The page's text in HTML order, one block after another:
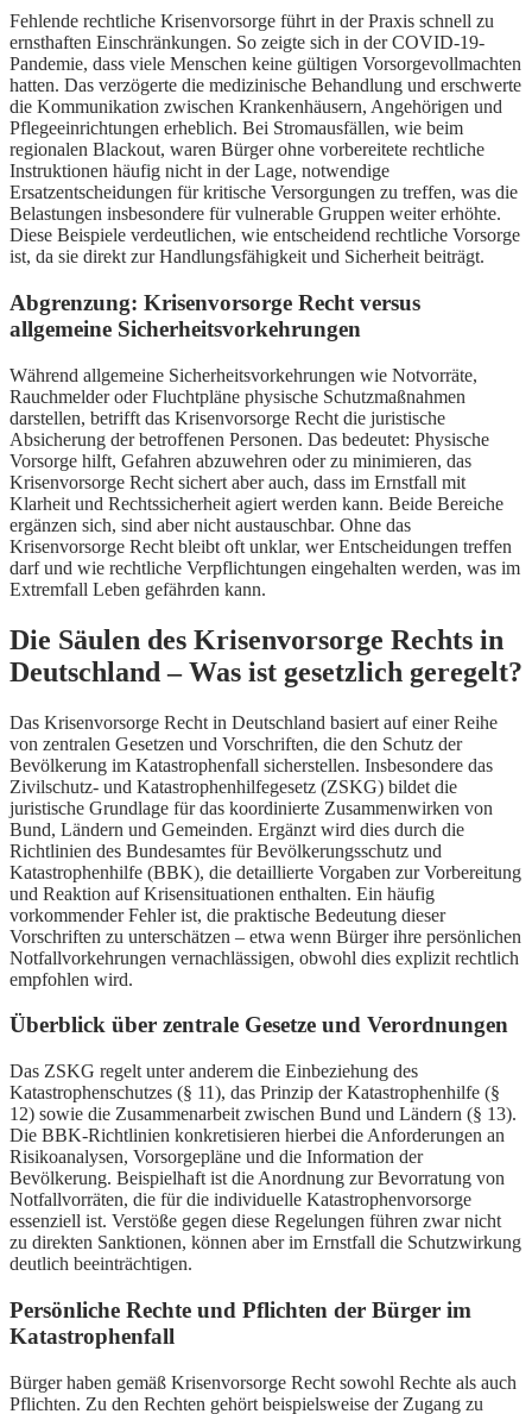
Fehlende rechtliche Krisenvorsorge führt in der Praxis schnell zu
ernsthaften Einschränkungen. So zeigte sich in der COVID-19-
Pandemie, dass viele Menschen keine gültigen Vorsorgevollmachten
hatten. Das verzögerte die medizinische Behandlung und erschwerte
die Kommunikation zwischen Krankenhäusern, Angehörigen und
Pflegeeinrichtungen erheblich. Bei Stromausfällen, wie beim
regionalen Blackout, waren Bürger ohne vorbereitete rechtliche
Instruktionen häufig nicht in der Lage, notwendige
Ersatzentscheidungen für kritische Versorgungen zu treffen, was die
Belastungen insbesondere für vulnerable Gruppen weiter erhöhte.
Diese Beispiele verdeutlichen, wie entscheidend rechtliche Vorsorge
ist, da sie direkt zur Handlungsfähigkeit und Sicherheit beiträgt.
Abgrenzung: Krisenvorsorge Recht versus
allgemeine Sicherheitsvorkehrungen
Während allgemeine Sicherheitsvorkehrungen wie Notvorräte,
Rauchmelder oder Fluchtpläne physische Schutzmaßnahmen
darstellen, betrifft das Krisenvorsorge Recht die juristische
Absicherung der betroffenen Personen. Das bedeutet: Physische
Vorsorge hilft, Gefahren abzuwehren oder zu minimieren, das
Krisenvorsorge Recht sichert aber auch, dass im Ernstfall mit
Klarheit und Rechtssicherheit agiert werden kann. Beide Bereiche
ergänzen sich, sind aber nicht austauschbar. Ohne das
Krisenvorsorge Recht bleibt oft unklar, wer Entscheidungen treffen
darf und wie rechtliche Verpflichtungen eingehalten werden, was im
Extremfall Leben gefährden kann.
Die Säulen des Krisenvorsorge Rechts in
Deutschland – Was ist gesetzlich geregelt?
Das Krisenvorsorge Recht in Deutschland basiert auf einer Reihe
von zentralen Gesetzen und Vorschriften, die den Schutz der
Bevölkerung im Katastrophenfall sicherstellen. Insbesondere das
Zivilschutz- und Katastrophenhilfegesetz (ZSKG) bildet die
juristische Grundlage für das koordinierte Zusammenwirken von
Bund, Ländern und Gemeinden. Ergänzt wird dies durch die
Richtlinien des Bundesamtes für Bevölkerungsschutz und
Katastrophenhilfe (BBK), die detaillierte Vorgaben zur Vorbereitung
und Reaktion auf Krisensituationen enthalten. Ein häufig
vorkommender Fehler ist, die praktische Bedeutung dieser
Vorschriften zu unterschätzen – etwa wenn Bürger ihre persönlichen
Notfallvorkehrungen vernachlässigen, obwohl dies explizit rechtlich
empfohlen wird.
Überblick über zentrale Gesetze und Verordnungen
Das ZSKG regelt unter anderem die Einbeziehung des
Katastrophenschutzes (§ 11), das Prinzip der Katastrophenhilfe (§
12) sowie die Zusammenarbeit zwischen Bund und Ländern (§ 13).
Die BBK-Richtlinien konkretisieren hierbei die Anforderungen an
Risikoanalysen, Vorsorgepläne und die Information der
Bevölkerung. Beispielhaft ist die Anordnung zur Bevorratung von
Notfallvorräten, die für die individuelle Katastrophenvorsorge
essenziell ist. Verstöße gegen diese Regelungen führen zwar nicht
zu direkten Sanktionen, können aber im Ernstfall die Schutzwirkung
deutlich beeinträchtigen.
Persönliche Rechte und Pflichten der Bürger im
Katastrophenfall
Bürger haben gemäß Krisenvorsorge Recht sowohl Rechte als auch
Pflichten. Zu den Rechten gehört beispielsweise der Zugang zu